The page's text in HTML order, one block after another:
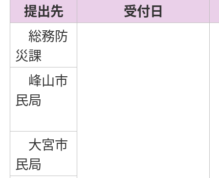
提出先
受付日
総務防
災課
峰山市
民局
大宮市
民局